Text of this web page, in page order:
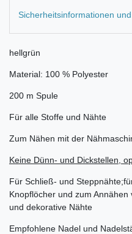
Sicherheitsinformationen
hellgrün
Material: 100 % Polyester
200 m Spule
Für alle Stoffe und Nähte
Zum Nähen mit der
Keine Dünn- und Dickstellen,
Für Schließ- und
Knopflöcher und zum
und dekorative Nähte
Empfohlene Nadel und